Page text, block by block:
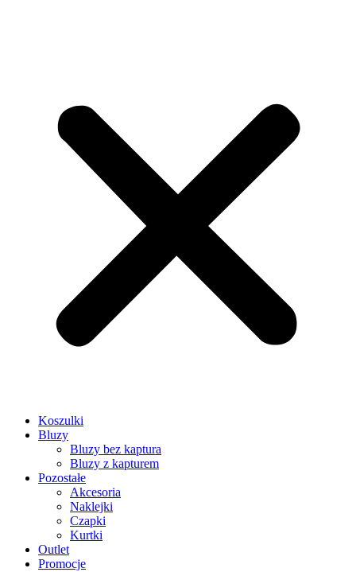
Koszulki
Bluzy
Bluzy bez kaptura
Bluzy z kapturem
Pozostałe
Akcesoria
Naklejki
Czapki
Kurtki
Outlet
Promocje